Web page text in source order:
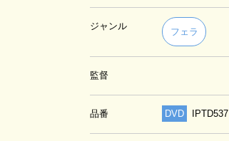
ジャンル
フェラ
監督
品番 DVD IPTD537